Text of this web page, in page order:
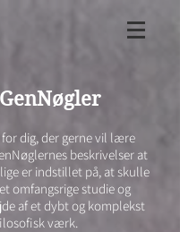
for dig, der gerne vil lære
beskrivelser at
er indstillet på, at skulle
omfangsrige studie og
af et dybt og komplekst
værk.